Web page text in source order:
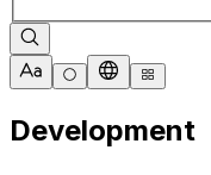
Development